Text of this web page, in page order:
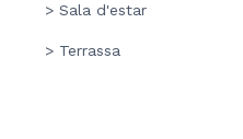
> Sala d'estar
> Terrassa